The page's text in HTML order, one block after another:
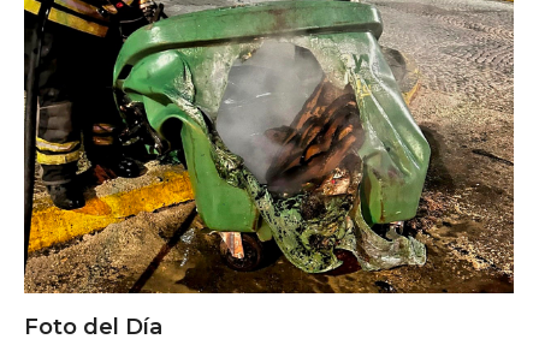
Foto del Día